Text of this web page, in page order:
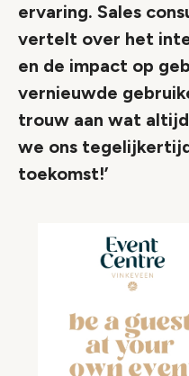
ervaring. Sales
vertelt over het
en de impact op
vernieuwde
trouw aan wat
we ons
toekomst!’